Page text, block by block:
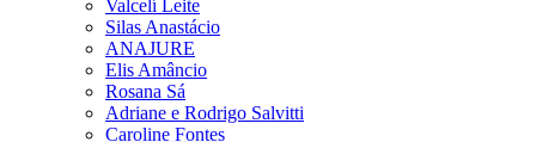
Valcelí Leite
Silas Anastácio
ANAJURE
Elis Amâncio
Rosana Sá
Adriane e Rodrigo Salvitti
Caroline Fontes